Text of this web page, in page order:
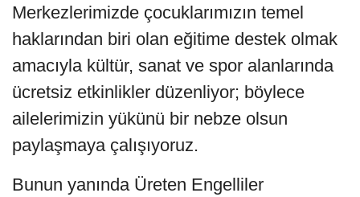
Merkezlerimizde çocuklarımızın temel
haklarından biri olan eğitime destek olmak
amacıyla kültür, sanat ve spor alanlarında
ücretsiz etkinlikler düzenliyor; böylece
ailelerimizin yükünü bir nebze olsun
paylaşmaya çalışıyoruz.
Bunun yanında Üreten Engelliler